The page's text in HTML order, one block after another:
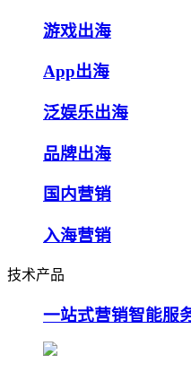
游戏出海
App出海
泛娱乐出海
品牌出海
国内营销
入海营销
技术产品
一站式营销智能服